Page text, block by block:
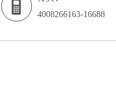
4008266163-16688